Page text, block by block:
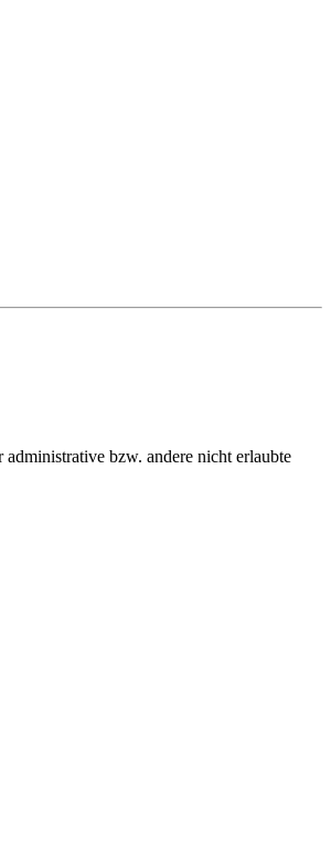
bzw. andere nicht erlaubte